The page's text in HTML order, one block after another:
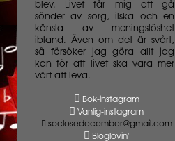
blev. Livet får mig att gå
sönder av sorg, ilska och en
känsla av meningslöshet
ibland. Även om det är svårt,
så försöker jag göra allt jag
kan för att livet ska vara mer
värt att leva.
Bok-instagram
Vanlig-instagram
soclosedecember@gmail.com
Bloglovin'